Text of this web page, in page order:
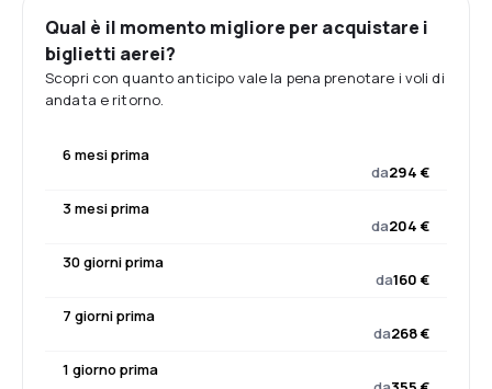
Qual è il momento migliore per acquistare i
biglietti aerei?
Scopri con quanto anticipo vale la pena prenotare i voli di
andata e ritorno.
6 mesi prima
da294 €
3 mesi prima
da204 €
30 giorni prima
da160 €
7 giorni prima
da268 €
1 giorno prima